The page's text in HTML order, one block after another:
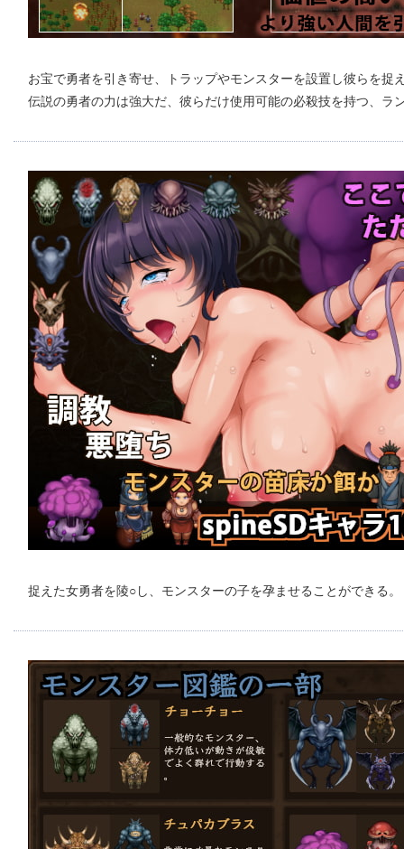
お宝で勇者を引き寄せ、トラップやモンスターを設置し彼らを捉
伝説の勇者の力は強大だ、彼らだけ使用可能の必殺技を持つ、ラ
捉えた女勇者を陵○し、モンスターの子を孕ませることができる。